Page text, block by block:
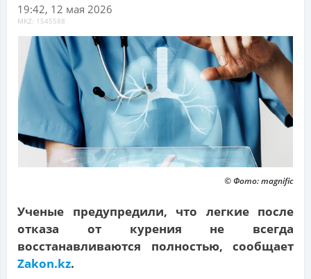
19:42, 12 мая 2026
MKZ: 1545588
© Фото: magnific
Ученые предупредили, что легкие после
отказа от курения не всегда
восстанавливаются полностью, сообщает
Zakon.kz.